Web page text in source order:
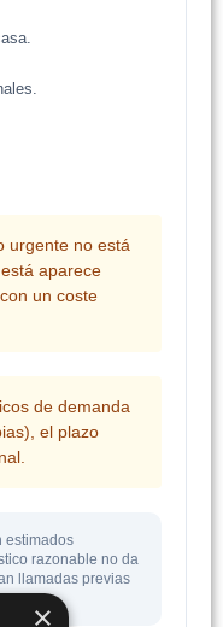
urgente no está
aparece
un coste
de demanda
el plazo
estimados
razonable no da
llamadas previas
×